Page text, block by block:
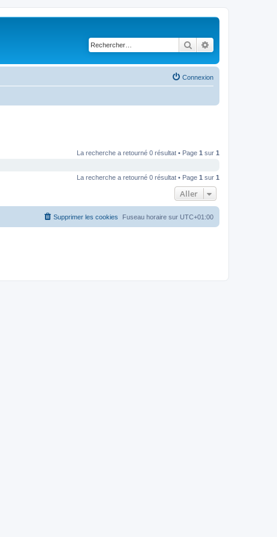
Rechercher
Connexion
La recherche a retourné 0 résultat • Page 1 sur 1
La recherche a retourné 0 résultat • Page 1 sur 1
Aller
Fuseau horaire sur UTC+01:00
Supprimer les cookies